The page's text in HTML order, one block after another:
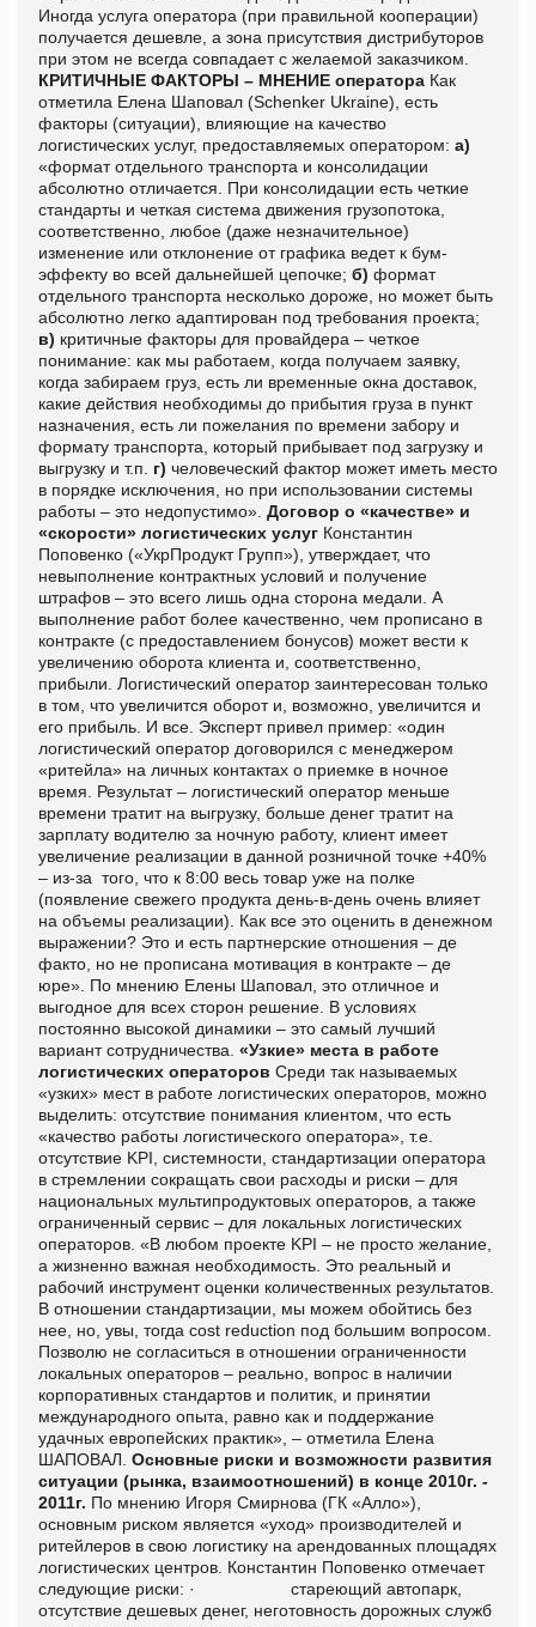
Иногда услуга оператора (при правильной кооперации)
получается дешевле, а зона присутствия дистрибуторов
при этом не всегда совпадает с желаемой заказчиком.
КРИТИЧНЫЕ ФАКТОРЫ – МНЕНИЕ оператора Как
отметила Елена Шаповал (Schenker Ukraine), есть
факторы (ситуации), влияющие на качество
логистических услуг, предоставляемых оператором: а)
«формат отдельного транспорта и консолидации
абсолютно отличается. При консолидации есть четкие
стандарты и четкая система движения грузопотока,
соответственно, любое (даже незначительное)
изменение или отклонение от графика ведет к бум-
эффекту во всей дальнейшей цепочке; б) формат
отдельного транспорта несколько дороже, но может быть
абсолютно легко адаптирован под требования проекта;
в) критичные факторы для провайдера – четкое
понимание: как мы работаем, когда получаем заявку,
когда забираем груз, есть ли временные окна доставок,
какие действия необходимы до прибытия груза в пункт
назначения, есть ли пожелания по времени забору и
формату транспорта, который прибывает под загрузку и
выгрузку и т.п. г) человеческий фактор может иметь место
в порядке исключения, но при использовании системы
работы – это недопустимо». Договор о «качестве» и
«скорости» логистических услуг Константин
Поповенко («УкрПродукт Групп»), утверждает, что
невыполнение контрактных условий и получение
штрафов – это всего лишь одна сторона медали. А
выполнение работ более качественно, чем прописано в
контракте (с предоставлением бонусов) может вести к
увеличению оборота клиента и, соответственно,
прибыли. Логистический оператор заинтересован только
в том, что увеличится оборот и, возможно, увеличится и
его прибыль. И все. Эксперт привел пример: «один
логистический оператор договорился с менеджером
«ритейла» на личных контактах о приемке в ночное
время. Результат – логистический оператор меньше
времени тратит на выгрузку, больше денег тратит на
зарплату водителю за ночную работу, клиент имеет
увеличение реализации в данной розничной точке +40%
– из-за того, что к 8:00 весь товар уже на полке
(появление свежего продукта день-в-день очень влияет
на объемы реализации). Как все это оценить в денежном
выражении? Это и есть партнерские отношения – де
факто, но не прописана мотивация в контракте – де
юре». По мнению Елены Шаповал, это отличное и
выгодное для всех сторон решение. В условиях
постоянно высокой динамики – это самый лучший
вариант сотрудничества. «Узкие» места в работе
логистических операторов Среди так называемых
«узких» мест в работе логистических операторов, можно
выделить: отсутствие понимания клиентом, что есть
«качество работы логистического оператора», т.е.
отсутствие KPI , системности, стандартизации оператора
в стремлении сокращать свои расходы и риски – для
национальных мультипродуктовых операторов, а также
ограниченный сервис – для локальных логистических
операторов. «В любом проекте KPI – не просто желание,
а жизненно важная необходимость. Это реальный и
рабочий инструмент оценки количественных результатов.
В отношении стандартизации, мы можем обойтись без
нее, но, увы, тогда cost reduction под большим вопросом.
Позволю не согласиться в отношении ограниченности
локальных операторов – реально, вопрос в наличии
корпоративных стандартов и политик, и принятии
международного опыта, равно как и поддержание
удачных европейских практик», – отметила Елена
ШАПОВАЛ. Основные риски и возможности развития
ситуации (рынка, взаимоотношений) в конце 2010г. -
2011г. По мнению Игоря Смирнова (ГК «Алло»),
основным риском является «уход» производителей и
ритейлеров в свою логистику на арендованных площадях
логистических центров. Константин Поповенко отмечает
следующие риски: · стареющий автопарк,
отсутствие дешевых денег, неготовность дорожных служб